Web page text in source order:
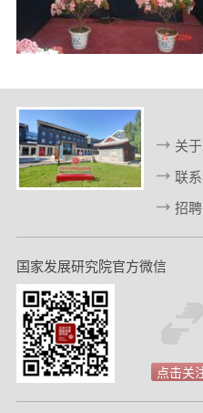
关
联
招聘
国家发展研究院官方微信
点击关